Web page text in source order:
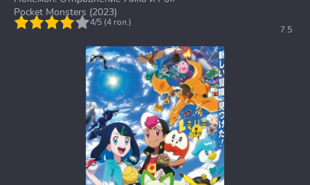
Pocket Monsters (2023)
7.5
4/5 (4 гол.)